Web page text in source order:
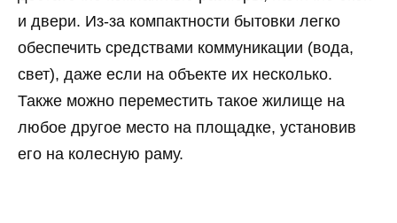
и двери. Из-за компактности бытовки легко
обеспечить средствами коммуникации (вода,
свет), даже если на объекте их несколько.
Также можно переместить такое жилище на
любое другое место на площадке, установив
его на колесную раму.